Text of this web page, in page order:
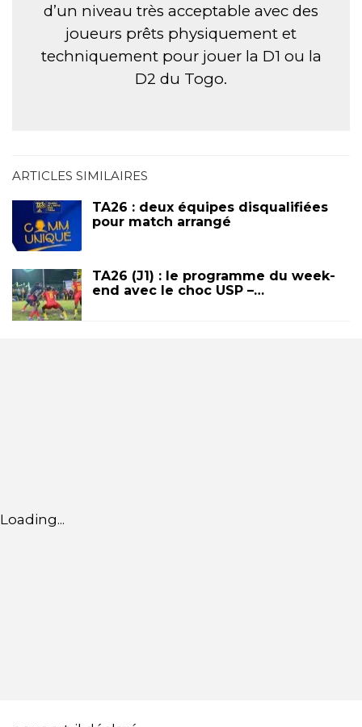
d’un niveau très acceptable avec des
joueurs prêts physiquement et
techniquement pour jouer la D1 ou la
D2 du Togo.
ARTICLES SIMILAIRES
TA26 : deux équipes disqualifiées
pour match arrangé
TA26 (J1) : le programme du week-
end avec le choc USP –…
Loading...